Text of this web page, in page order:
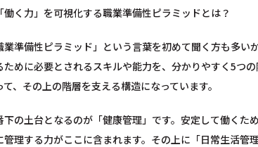
く力」を可視化する職業準備性ピラミッドとは？
業準備性ピラミッド」という言葉を初めて聞く方も多
ために必要とされるスキルや能力を、分かりやすく5つ
て、その上の階層を支える構造になっています。
下の土台となるのが「健康管理」です。安定して働く
管理する力がここに含まれます。その上に「日常生活管